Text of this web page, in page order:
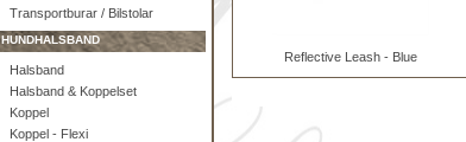
Transportburar / Bilstolar
HUNDHALSBAND
Halsband
Halsband & Koppelset
Koppel
Koppel - Flexi
Reflective Leash - Blue